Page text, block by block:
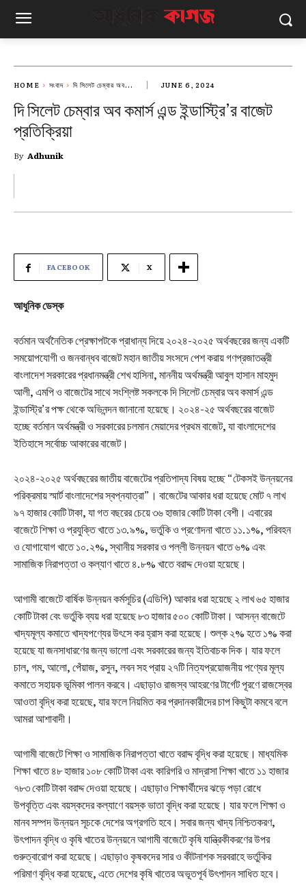
HOME সংবাদ দি সিলেট চেম্বার অব... JUNE 6, 2024
দি সিলেট চেম্বার অব কমার্স এন্ড ইন্ডাস্ট্রি’র বাজেট
প্রতিক্রিয়া
By Adhunik
FACEBOOK X
আধুনিক ডেস্ক
বর্তমান অর্থনৈতিক প্রেক্ষাপটকে প্রাধান্য দিয়ে ২০২৪-২০২৫ অর্থবছরের জন্য একটি
সময়োপযোগী ও জনবান্ধব বাজেট মহান জাতীয় সংসদে পেশ করায় গণপ্রজাতন্ত্রী
বাংলাদেশ সরকারের প্রধানমন্ত্রী শেখ হাসিনা, মাননীয় অর্থমন্ত্রী আবুল হাসান মাহমুদ
আলী, এমপি ও বাজেটের সাথে সংশ্লিষ্ট সকলকে দি সিলেট চেম্বার অব কমার্স এন্ড
ইন্ডাস্ট্রি’র পক্ষ থেকে অভিনন্দন জানানো হয়েছে। ২০২৪-২৫ অর্থবছরের বাজেট
হচ্ছে বর্তমান অর্থমন্ত্রী ও সরকারের চলমান মেয়াদের প্রথম বাজেট, যা বাংলাদেশের
ইতিহাসে সর্বোচ্চ আকারের বাজেট।
২০২৪-২০২৫ অর্থবছরের জাতীয় বাজেটের প্রতিপাদ্য বিষয় হচ্ছে “টেকসই উন্নয়নের
পরিক্রমায় স্মার্ট বাংলাদেশের স্বপ্নযাত্রা”। বাজেটের আকার ধরা হয়েছে মোট ৭ লাখ
৯৭ হাজার কোটি টাকা, যা গত বছরের চেয়ে ৩৬ হাজার কোটি টাকা বেশী। এবারের
বাজেটে শিক্ষা ও প্রযুক্তি খাতে ১৩.৯%, ভর্তুকি ও প্রণোদনা খাতে ১১.১%, পরিবহন
ও যোগাযোগ খাতে ১০.২%, স্থানীয় সরকার ও পল্লী উন্নয়ন খাতে ৬% এবং
সামাজিক নিরাপত্তা ও কল্যাণ খাতে ৪.৮% খাতে বরাদ্দ দেওয়া হয়েছে।
আগামী বাজেটে বার্ষিক উন্নয়ন কর্মসূচির (এডিপি) আকার ধরা হয়েছে ২ লাখ ৬৫ হাজার
কোটি টাকা বেং ভর্তুকি ব্যয় ধরা হয়েছে ৮৩ হাজার ৫০০ কোটি টাকা। আসন্ন বাজেটে
খাদ্যমূল্য কমাতে খাদ্যপণ্যের উৎসে কর হ্রাস করা হয়েছে। শুল্ক ২% হতে ১% করা
হয়েছে যা জনসাধারণের জন্য ভালো এবং সরকারের জন্য ইতিবাচক দিক। যার ফলে
চাল, গম, আলো, পেঁয়াজ, রসুন, লবন সহ প্রায় ২৭টি নিত্যপ্রয়োজনীয় পণ্যের মূল্য
কমাতে সহায়ক ভূমিকা পালন করবে। এছাড়াও রাজস্ব আহরণের টার্গেট পূরণে রাজস্বের
আওতা বৃদ্ধি করা হয়েছে, যার ফলে নিয়মিত কর প্রদানকারীদের চাপ কিছুটা কমবে বলে
আমরা আশাবাদী।
আগামী বাজেটে শিক্ষা ও সামাজিক নিরাপত্তা খাতে বরাদ্দ বৃদ্ধি করা হয়েছে। মাধ্যমিক
শিক্ষা খাতে ৪৮ হাজার ১০৮ কোটি টাকা এবং কারিগরি ও মাদ্রাসা শিক্ষা খাতে ১১ হাজার
৭৮৩ কোটি টাকা বরাদ্দ দেওয়া হয়েছে। এছাড়াও শিক্ষার্থীদের ঝড়ে পড়া রোধে
উপবৃত্তি এবং বয়স্কদের কল্যাণে বয়স্ক ভাতা বৃদ্ধি করা হয়েছে। যার ফলে শিক্ষা ও
মানব সম্পদ উন্নয়ন সূচকে দেশের অগ্রগতি হবে। সবার জন্য খাদ্য নিশ্চিতকরণ,
উৎপাদন বৃদ্ধি ও কৃষি খাতের উন্নয়নে আগামী বাজেটে কৃষি যান্ত্রিকীকরণের উপর
গুরুত্বারোপ করা হয়েছে। এছাড়াও কৃষকদের সার ও কীটনাশক সরবরাহে ভর্তুকির
পরিমাণ বৃদ্ধি করা হয়েছে, এতে দেশের কৃষি খাতের অভূতপূর্ব উৎপাদন সাধিত হবে।